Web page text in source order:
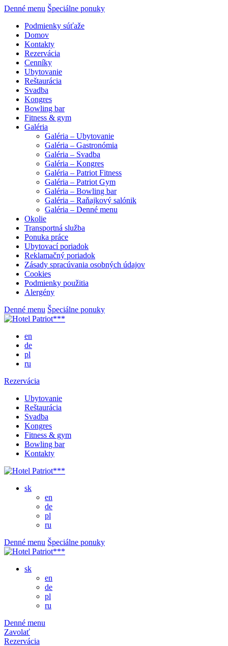
Denné menu Špeciálne ponuky
Podmienky súťaže
Domov
Kontakty
Rezervácia
Cenníky
Ubytovanie
Reštaurácia
Svadba
Kongres
Bowling bar
Fitness & gym
Galéria
Galéria – Ubytovanie
Galéria – Gastronómia
Galéria – Svadba
Galéria – Kongres
Galéria – Patriot Fitness
Galéria – Patriot Gym
Galéria – Bowling bar
Galéria – Raňajkový salónik
Galéria – Denné menu
Okolie
Transportná služba
Ponuka práce
Ubytovací poriadok
Reklamačný poriadok
Zásady spracúvania osobných údajov
Cookies
Podmienky použitia
Alergény
Denné menu Špeciálne ponuky
en
de
pl
ru
Rezervácia
Ubytovanie
Reštaurácia
Svadba
Kongres
Fitness & gym
Bowling bar
Kontakty
sk
en
de
pl
ru
Denné menu Špeciálne ponuky
sk
en
de
pl
ru
Denné menu
Zavolať
Rezervácia